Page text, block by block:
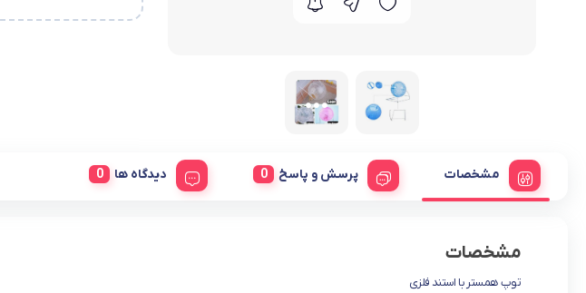
مشخصات پرسش و پاسخ دیدگاه ها
مشخصات
توپ همستر با استند فلزی